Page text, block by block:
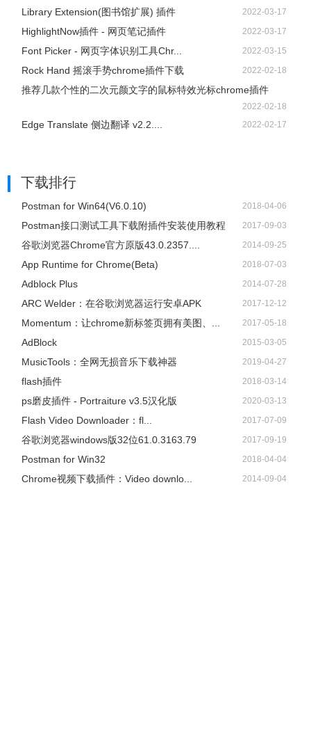
Library Extension(图书馆扩展) 插件 2022-03-17
HighlightNow插件 - 网页笔记插件 2022-03-17
Font Picker - 网页字体识别工具Chr... 2022-03-15
Rock Hand 摇滚手势chrome插件下载 2022-02-18
推荐几款个性的二次元颜文字的鼠标特效光标chrome插件
2022-02-18
Edge Translate 侧边翻译 v2.2.... 2022-02-17
下载排行
Postman for Win64(V6.0.10) 2018-04-06
Postman接口测试工具下载附插件安装使用教程 2017-09-03
谷歌浏览器Chrome官方原版43.0.2357.... 2014-09-25
App Runtime for Chrome(Beta) 2018-07-03
Adblock Plus 2014-07-28
ARC Welder：在谷歌浏览器运行安卓APK 2017-12-12
Momentum：让chrome新标签页拥有美图、... 2017-05-18
AdBlock 2015-03-05
​MusicTools：全网无损音乐下载神器 2019-04-27
flash插件 2018-03-14
ps磨皮插件 - Portraiture v3.5汉化版 2020-03-13
Flash Video Downloader：fl... 2017-07-09
谷歌浏览器windows版32位61.0.3163.79 2017-09-19
Postman for Win32 2018-04-04
Chrome视频下载插件：Video downlo... 2014-09-04